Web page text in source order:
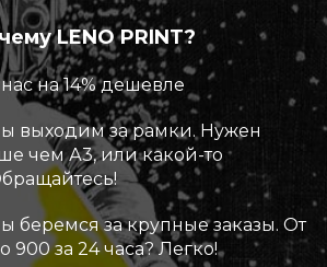
LENO PRINT?
на 14% дешевле
выходим за рамки. Нужен
чем А3, или какой-то
беремся за крупные заказы. От
900 за 24 часа? Легко!